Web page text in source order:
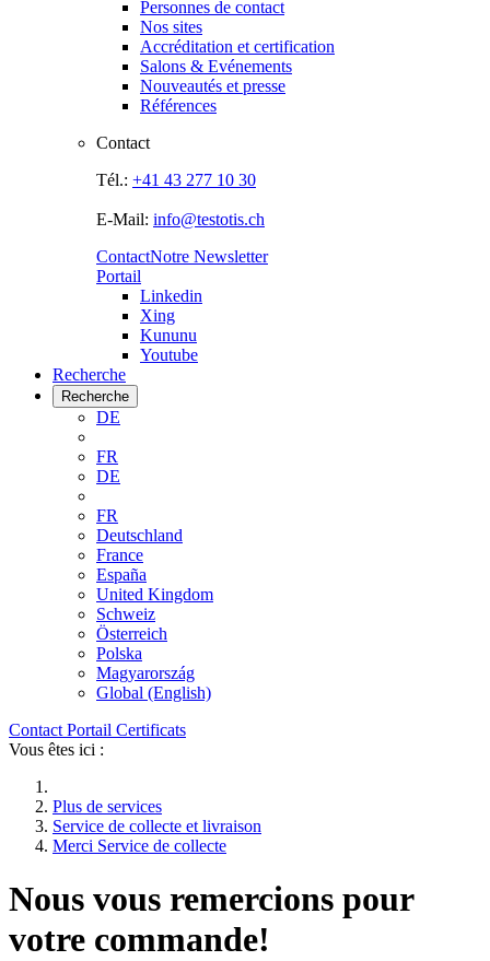
Personnes de contact
Nos sites
Accréditation et certification
Salons & Evénements
Nouveautés et presse
Références
Contact
Tél.: +41 43 277 10 30
E-Mail: info@testotis.ch
ContactNotre Newsletter
Portail
Linkedin
Xing
Kununu
Youtube
Recherche
Recherche
DE
FR
DE
FR
Deutschland
France
España
United Kingdom
Schweiz
Österreich
Polska
Magyarország
Global (English)
Contact Portail Certificats
Vous êtes ici :
Plus de services
Service de collecte et livraison
Merci Service de collecte
Nous vous remercions pour
votre commande!